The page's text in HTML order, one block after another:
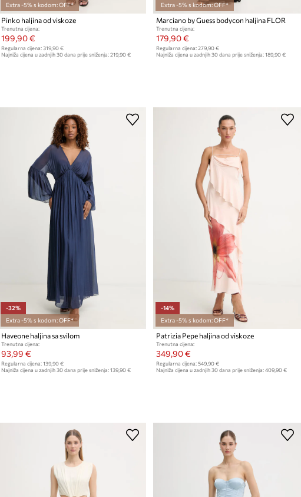
Extra -5% s kodom: OFF*
Pinko haljina od viskoze
Trenutna cijena:
199,90 €
Regularna cijena: 319,90 €
Najniža cijena u zadnjih 30 dana prije sniženja: 219,90 €
Extra -5% s kodom: OFF*
Marciano by Guess bodycon haljina FLOR
Trenutna cijena:
179,90 €
Regularna cijena: 279,90 €
Najniža cijena u zadnjih 30 dana prije sniženja: 189,90 €
-32%
Extra -5% s kodom: OFF*
Haveone haljina sa svilom
Trenutna cijena:
93,99 €
Regularna cijena: 139,90 €
Najniža cijena u zadnjih 30 dana prije sniženja: 139,90 €
-14%
Extra -5% s kodom: OFF*
Patrizia Pepe haljina od viskoze
Trenutna cijena:
349,90 €
Regularna cijena: 549,90 €
Najniža cijena u zadnjih 30 dana prije sniženja: 409,90 €